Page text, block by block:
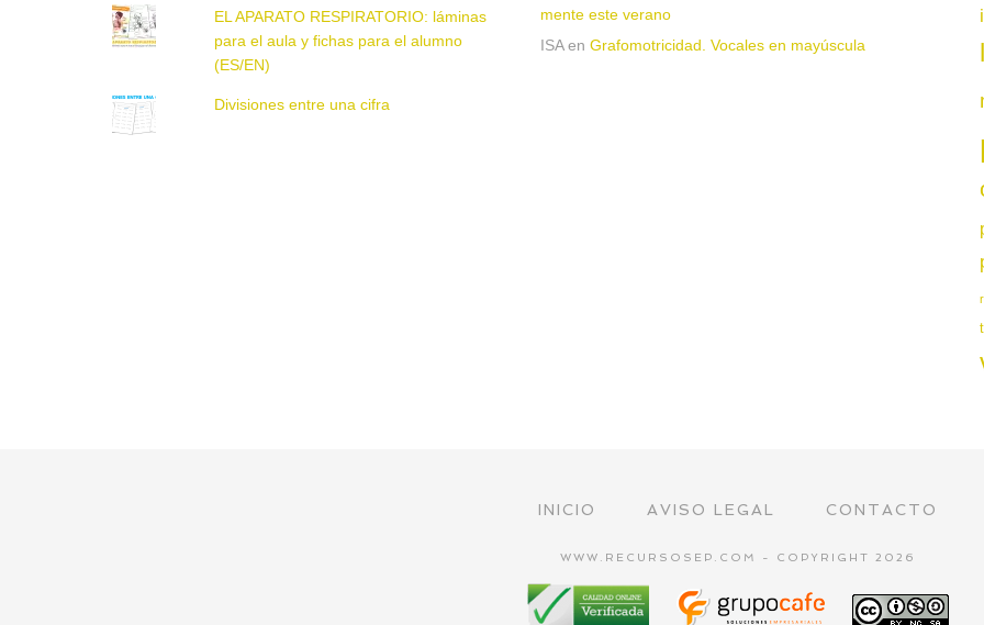
EL APARATO RESPIRATORIO: láminas
para el aula y fichas para el alumno
(ES/EN)
Divisiones entre una cifra
mente este verano
ISAen Grafomotricidad. Vocales en mayúscula
INICIO AVISO LEGAL CONTACTO
WWW.RECURSOSEP.COM - COPYRIGHT 2026